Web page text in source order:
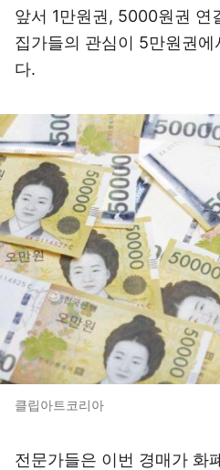
앞서 1만원권, 5000원권 연
집가들의 관심이 5만원권
다.
클립아트코리아
전문가들은 이번 경매가 화